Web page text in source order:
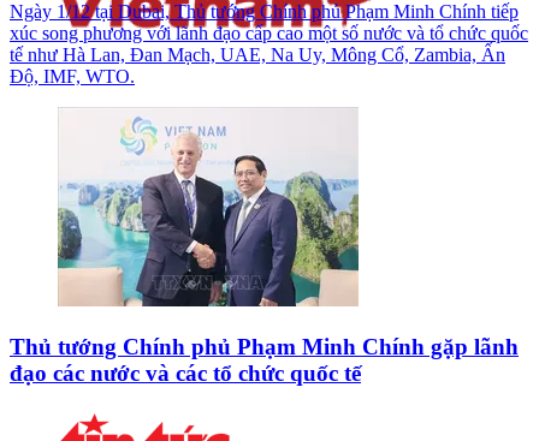
Ngày 1/12 tại Dubai, Thủ tướng Chính phủ Phạm Minh Chính tiếp
xúc song phương với lãnh đạo cấp cao một số nước và tổ chức quốc
tế như Hà Lan, Đan Mạch, UAE, Na Uy, Mông Cổ, Zambia, Ấn
Độ, IMF, WTO.
Thủ tướng Chính phủ Phạm Minh Chính gặp lãnh
đạo các nước và các tổ chức quốc tế